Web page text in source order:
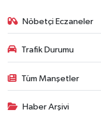
Nöbetçi Eczaneler
Trafik Durumu
Tüm Manşetler
Haber Arşivi